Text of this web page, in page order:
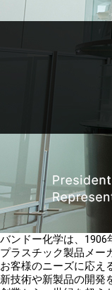
バンドー化学は、1906
プラスチック製品メー
お客様のニーズに応え
新技術や新製品の開発